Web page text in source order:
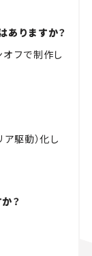
ありますか？
オフで制作し
駆動）化し
？